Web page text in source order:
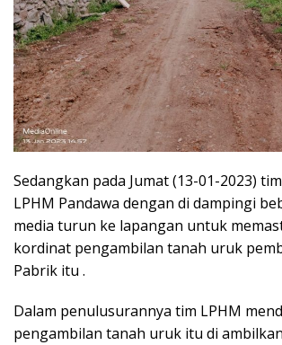
Sedangkan pada Jumat (13-01-2023)
LPHM Pandawa dengan di dampingi
media turun ke lapangan untuk
kordinat pengambilan tanah uruk
Pabrik itu .
Dalam penulusurannya tim LPHM
pengambilan tanah uruk itu di